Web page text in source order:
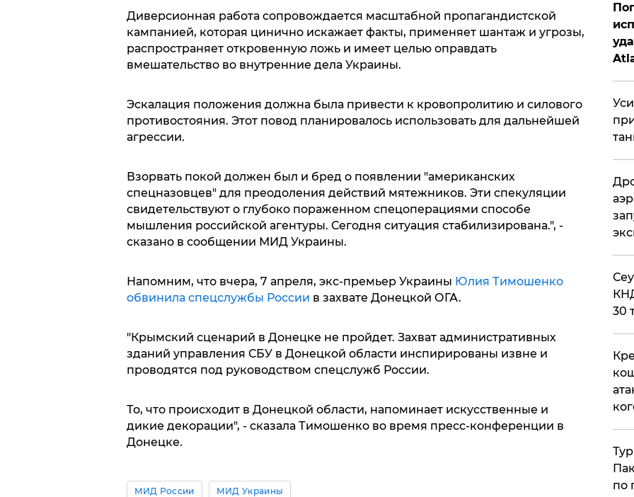
Диверсионная работа сопровождается масштабной пропагандистской
кампанией, которая цинично искажает факты, применяет шантаж и угрозы,
распространяет откровенную ложь и имеет целью оправдать
вмешательство во внутренние дела Украины.
Эскалация положения должна была привести к кровопролитию и силового
противостояния. Этот повод планировалось использовать для дальнейшей
агрессии.
Взорвать покой должен был и бред о появлении "американских
спецназовцев" для преодоления действий мятежников. Эти спекуляции
свидетельствуют о глубоко пораженном спецоперациями способе
мышления российской агентуры. Сегодня ситуация стабилизирована.", -
сказано в сообщении МИД Украины.
Напомним, что вчера, 7 апреля, экс-премьер Украины Юлия Тимошенко
обвинила спецслужбы России в захвате Донецкой ОГА.
"Крымский сценарий в Донецке не пройдет. Захват административных
зданий управления СБУ в Донецкой области инспирированы извне и
проводятся под руководством спецслужб России.
То, что происходит в Донецкой области, напоминает искусственные и
дикие декорации", - сказала Тимошенко во время пресс-конференции в
Донецке.
МИД России МИД Украины
30
по